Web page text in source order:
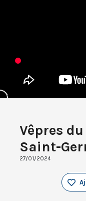
Vêpres
Saint-
27/01/2024